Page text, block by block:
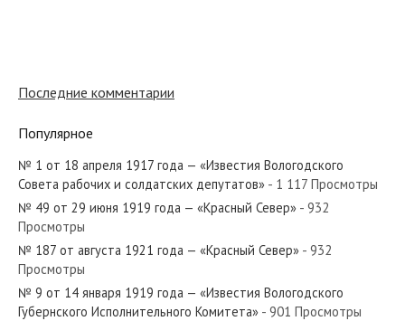
№ 246 от октября 1970 года — «Красный Север»
№ 46 от 27 февраля 1919 года — «Известия Вологодского
Губернского Исполнительного Комитета»...
Последние комментарии
Популярное
№ 1 от 18 апреля 1917 года — «Известия Вологодского
Совета рабочих и солдатских депутатов» - 1 117 Просмотры
№ 49 от 29 июня 1919 года — «Красный Север» - 932
Просмотры
№ 187 от августа 1921 года — «Красный Север» - 932
Просмотры
№ 9 от 14 января 1919 года — «Известия Вологодского
Губернского Исполнительного Комитета» - 901 Просмотры